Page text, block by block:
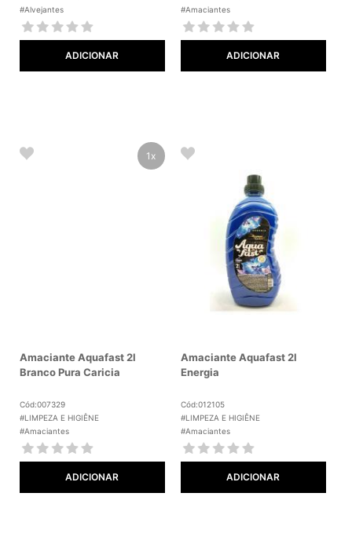
#Alvejantes
ADICIONAR
#Amaciantes
ADICIONAR
1x
Amaciante Aquafast 2l
Branco Pura Caricia
Cód:007329
#LIMPEZA E HIGIÊNE
#Amaciantes
ADICIONAR
Amaciante Aquafast 2l
Energia
Cód:012105
#LIMPEZA E HIGIÊNE
#Amaciantes
ADICIONAR